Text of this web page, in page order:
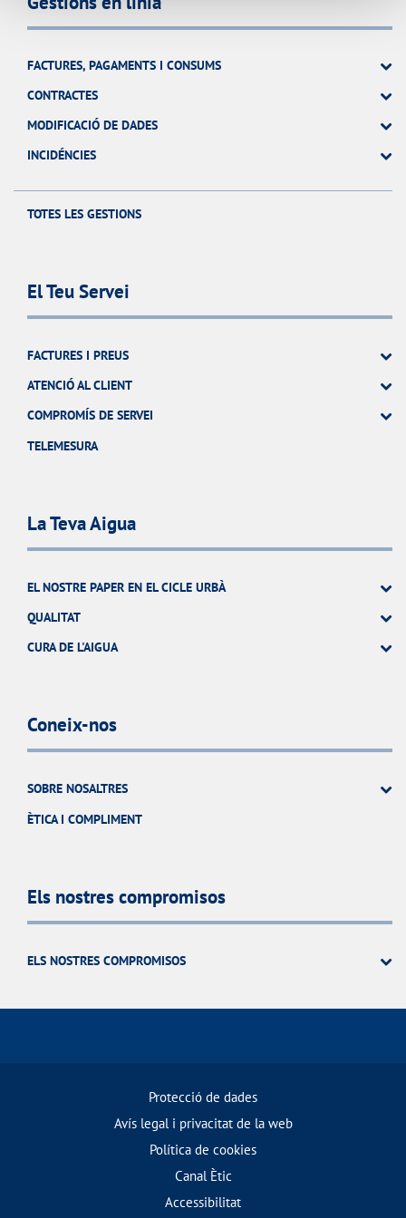
FACTURES, PAGAMENTS I CONSUMS
CONTRACTES
MODIFICACIÓ DE DADES
INCIDÉNCIES
TOTES LES GESTIONS
El Teu Servei
FACTURES I PREUS
ATENCIÓ AL CLIENT
COMPROMÍS DE SERVEI
TELEMESURA
La Teva Aigua
EL NOSTRE PAPER EN EL CICLE URBÀ
QUALITAT
CURA DE L'AIGUA
Coneix-nos
SOBRE NOSALTRES
ÈTICA I COMPLIMENT
Els nostres compromisos
ELS NOSTRES COMPROMISOS
Protecció de dades
Avís legal i privacitat de la web
Política de cookies
Canal Ètic
Accessibilitat